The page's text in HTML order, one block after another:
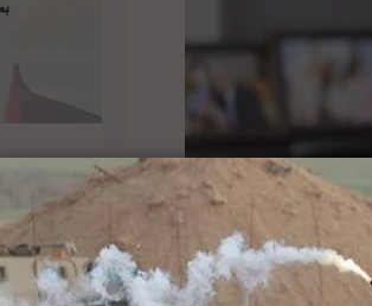
الفلسطينية من الحكومة
الاتصالات الدولية التي